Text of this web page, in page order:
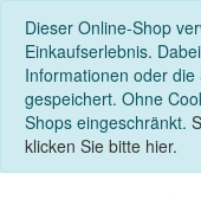
Dieser Online-Shop
Einkaufserlebnis.
Informationen oder
gespeichert. Ohne
Shops eingeschränkt.
klicken Sie bitte hier.